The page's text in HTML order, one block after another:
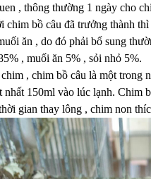
, thông thường 1 ngày cho
bồ câu đã trưởng thành
ăn , do đó phải bổ sung
, muối ăn 5% , sỏi nhỏ 5%.
, chim bồ câu là một
150ml vào lúc lạnh.
gian thay lông , chim non